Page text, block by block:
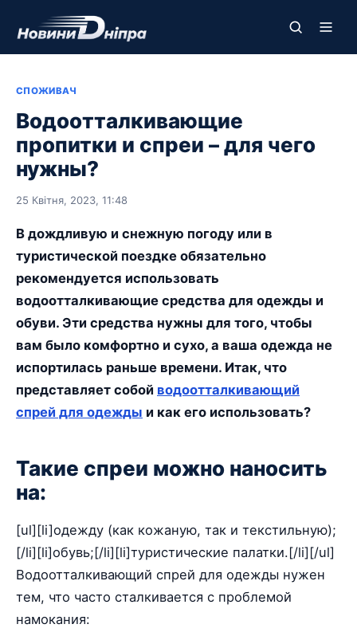
СПОЖИВАЧ
Водоотталкивающие
пропитки и спреи – для чего
нужны?
25 Квітня, 2023, 11:48
В дождливую и снежную погоду или в
туристической поездке обязательно
рекомендуется использовать
водоотталкивающие средства для одежды и
обуви. Эти средства нужны для того, чтобы
вам было комфортно и сухо, а ваша одежда не
испортилась раньше времени. Итак, что
представляет собой водоотталкивающий
спрей для одежды и как его использовать?
Такие спреи можно наносить
на:
[ul][li]одежду (как кожаную, так и текстильную);
[/li][li]обувь;[/li][li]туристические палатки.[/li][/ul]
Водоотталкивающий спрей для одежды нужен
тем, что часто сталкивается с проблемой
намокания: